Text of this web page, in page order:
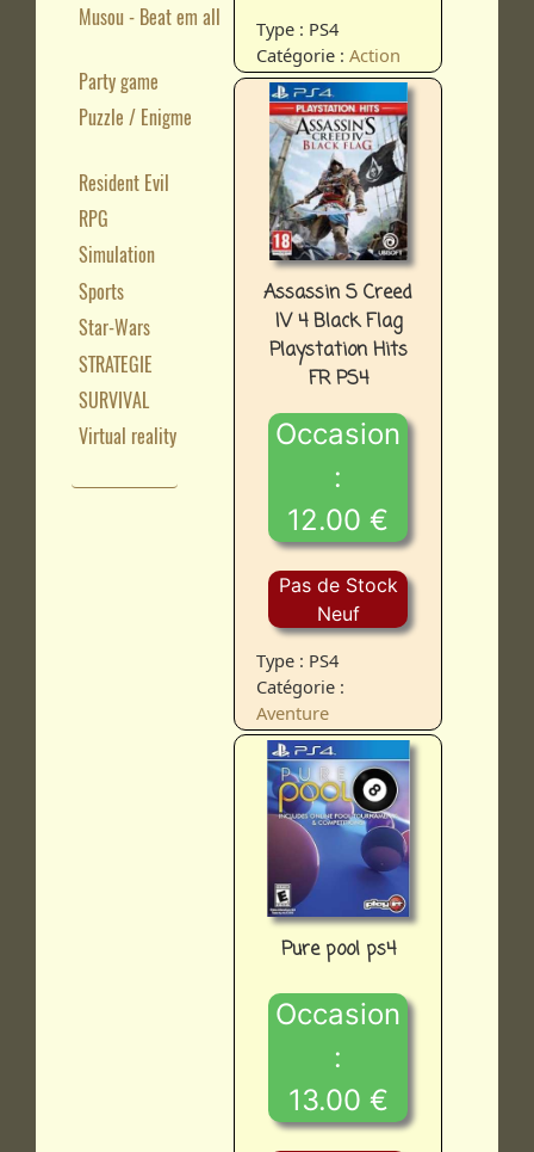
Musou - Beat em all
Party game
Puzzle / Enigme
Resident Evil
RPG
Simulation
Sports
Star-Wars
STRATEGIE
SURVIVAL
Virtual reality
Type : PS4
Catégorie :Action
Assassin S Creed
IV 4 Black Flag
Playstation Hits
FR PS4
Occasion
:
12.00 €
Pas de Stock
Neuf
Type : PS4
Catégorie :
Aventure
Pure pool ps4
Occasion
:
13.00 €